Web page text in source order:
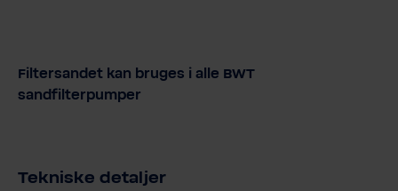
Filtersandet kan bruges i alle BWT
sandfilterpumper
Tekniske detaljer